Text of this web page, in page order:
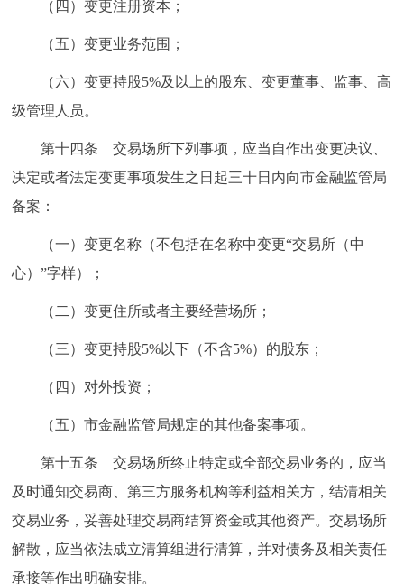
（四）变更注册资本；
（五）变更业务范围；
（六）变更持股5%及以上的股东、变更董事、监事、高
级管理人员。
第十四条 交易场所下列事项，应当自作出变更决议、
决定或者法定变更事项发生之日起三十日内向市金融监管局
备案：
（一）变更名称（不包括在名称中变更“交易所（中
心）”字样）；
（二）变更住所或者主要经营场所；
（三）变更持股5%以下（不含5%）的股东；
（四）对外投资；
（五）市金融监管局规定的其他备案事项。
第十五条 交易场所终止特定或全部交易业务的，应当
及时通知交易商、第三方服务机构等利益相关方，结清相关
交易业务，妥善处理交易商结算资金或其他资产。交易场所
解散，应当依法成立清算组进行清算，并对债务及相关责任
承接等作出明确安排。